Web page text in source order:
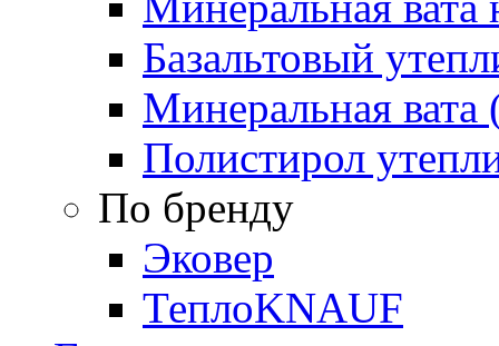
Базальтовый
Минеральная вата
Полистирол
По бренду
Эковер
ТеплоKNAUF